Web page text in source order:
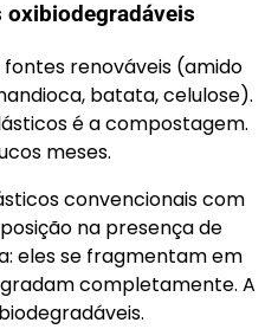
renováveis (amido
batata, celulose).
é a compostagem.
meses.
convencionais com
na presença de
eles se fragmentam em
completamente. A